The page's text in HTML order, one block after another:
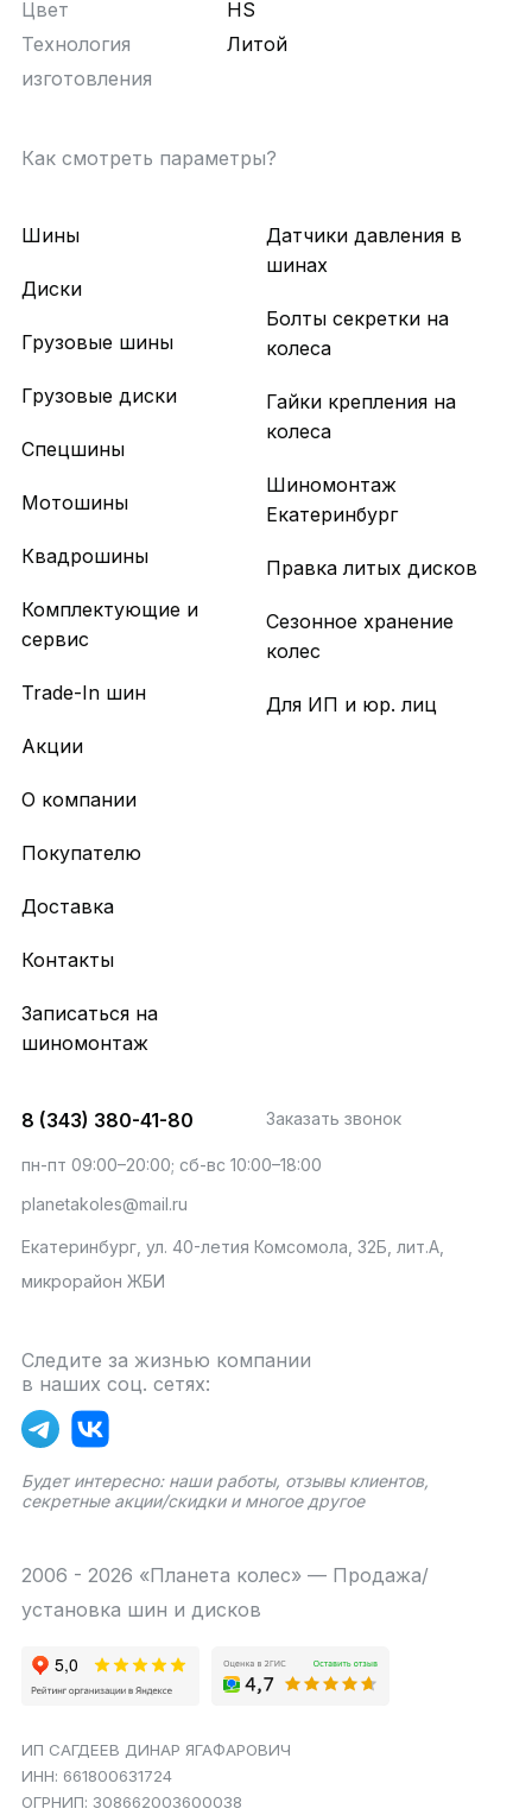
Цвет
HS
Технология
изготовления
Литой
Как смотреть параметры?
Шины
Диски
Грузовые шины
Грузовые диски
Спецшины
Мотошины
Квадрошины
Комплектующие и
сервис
Trade-In шин
Акции
Датчики давления в
шинах
Болты секретки на
колеса
Гайки крепления на
колеса
Шиномонтаж
Екатеринбург
Правка литых дисков
Сезонное хранение
колес
Для ИП и юр. лиц
О компании
Покупателю
Доставка
Контакты
Записаться на
шиномонтаж
8 (343) 380-41-80 Заказать звонок
пн-пт 09:00–20:00; сб-вс 10:00–18:00
planetakoles@mail.ru
Екатеринбург, ул. 40-летия Комсомола, 32Б, лит.А,
микрорайон ЖБИ
Следите за жизнью компании
в наших соц. сетях:
Будет интересно: наши работы, отзывы клиентов,
секретные акции/скидки и многое другое
2006 - 2026 «Планета колес» — Продажа/
установка шин и дисков
ИП САГДЕЕВ ДИНАР ЯГАФАРОВИЧ
ИНН: 661800631724
ОГРНИП: 308662003600038